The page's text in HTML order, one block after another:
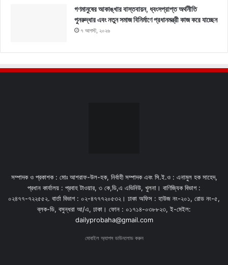
গণমানুষের আকাঙ্খার বাস্তবায়ন, ধ্বংসপ্রাপ্ত অর্থনীতি
পুনরুদ্ধার এবং নতুন সমাজ বিনির্মাণে প্রধানমন্ত্রী কাজ করে যাচ্ছেন
৭ আগস্ট, ২০২৬
সম্পাদক ও প্রকাশক : মোঃ আশরাফ-উল-হক, নির্বাহী সম্পাদক এবং সি.ই.ও : এনামুল হক সাহেদ,
প্রধান কার্যালয় : প্রবাহ টাওয়ার, ৩ কে,ডি,এ এভিনিউ, খুলনা। বাণিজ্যিক বিভাগ :
০২৪৭৭-৭২২৫৫২. বার্তা বিভাগ : ০২-৪৭৭৭২০৫৩২। ঢাকা অফিস : হাউজ নং-২০১, রোড নং-৫,
ব্লক-ডি, বসুন্ধরা আ/এ, ঢাকা। ফোন : ০১৭১৪-০৩৮৮২৩, ই-মেইল:
dailyprobaha@gmail.com
মোবাইল অ্যাপস ডাউনলোড করুন